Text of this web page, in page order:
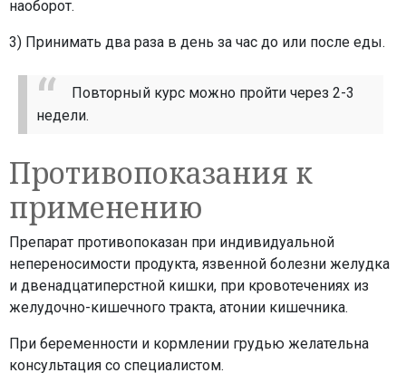
наоборот.
3) Принимать два раза в день за час до или после еды.
Повторный курс можно пройти через 2-3
недели.
Противопоказания к
применению
Препарат противопоказан при индивидуальной
непереносимости продукта, язвенной болезни желудка
и двенадцатиперстной кишки, при кровотечениях из
желудочно-кишечного тракта, атонии кишечника.
При беременности и кормлении грудью желательна
консультация со специалистом.